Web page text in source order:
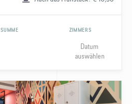
SUMME ZIMMERS
Datum
auswählen